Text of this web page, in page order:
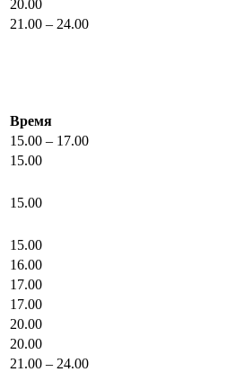
20.00
21.00 – 24.00
Время
15.00 – 17.00
15.00
15.00
15.00
16.00
17.00
17.00
20.00
20.00
21.00 – 24.00